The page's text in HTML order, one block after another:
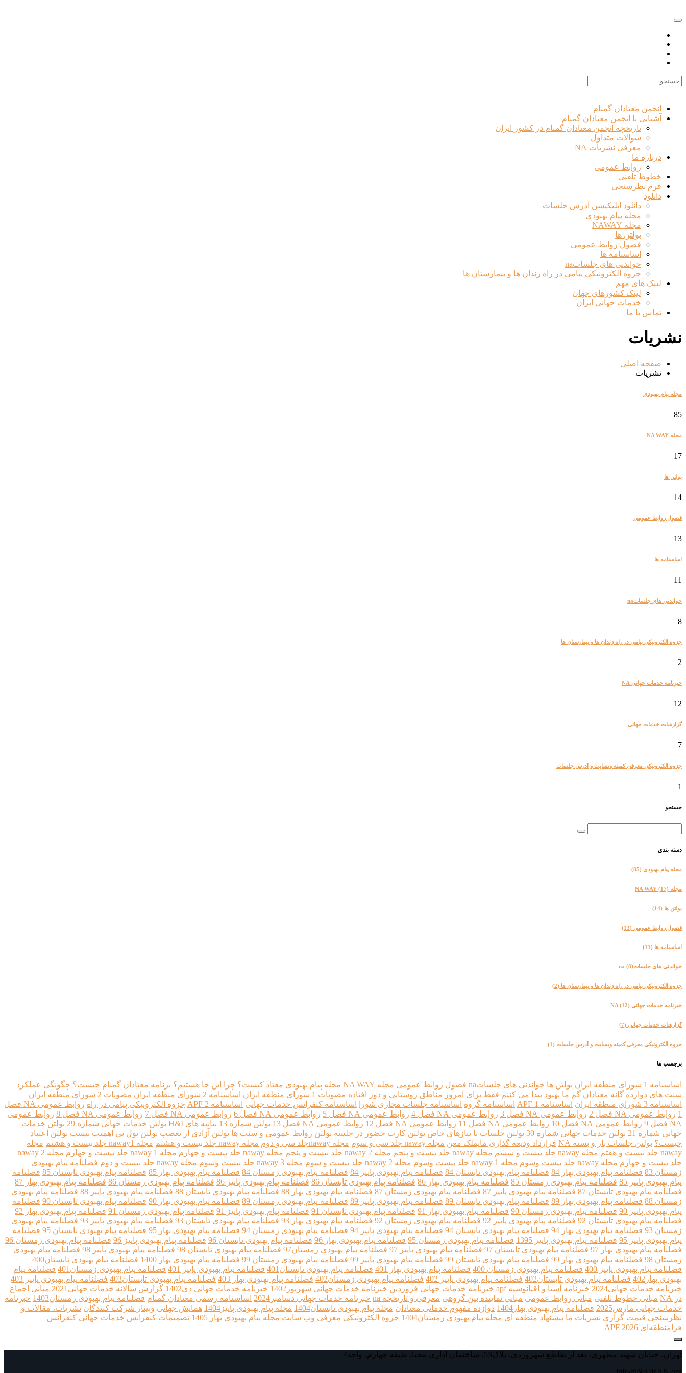
انجمن معتادان گمنام
آشنایی با انجمن معتادان گمنام
تاریخچه انجمن معتادان گمنام در کشور ایران
سوالات متداول
معرفی نشریات NA
درباره ما
روابط عمومی
خطوط تلفنی
فرم نظرسنجی
دانلود
دانلود اپلیکیشن آدرس جلسات
مجله پیام بهبودی
مجله NAWAY
بولتن ها
فصول روابط عمومی
اساسنامه ها
خواندنی های جلساتna
جزوه الکترونیکی پیامی در راه زندان ها و بیمارستان ها
لینک های مهم
لینک کشورهای جهان
خدمات جهانی ایران
تماس با ما
نشریات
صفحه اصلی
نشریات
مجله پیام بهبودی
85
مجله NA WAY
17
بولتن ها
14
فصول روابط عمومی
13
اساسنامه ها
11
خواندنی های جلساتna
8
جزوه الکترونیکی پیامی در راه زندان ها و بیمارستان ها
2
خبرنامه خدمات جهانی NA
12
گزارشات خدمات جهانی
7
جزوه الکترونیکی معرفی کمیته وبسایت و آدرس جلسات
1
جستجو
دسته بندی
مجله پیام بهبودی (85)
مجله NA WAY (17)
بولتن ها (14)
فصول روابط عمومی (13)
اساسنامه ها (11)
خواندنی های جلساتna(8)
جزوه الکترونیکی پیامی در راه زندان ها و بیمارستان ها (2)
خبرنامه خدمات جهانی NA (12)
گزارشات خدمات جهانی (7)
جزوه الکترونیکی معرفی کمیته وبسایت و آدرس جلسات (1)
برچسب ها
اساسنامه 1 شورای منطقه ایران بولتن ها خواندنی های جلساتna فصول روابط عمومی مجله NA WAY مجله پیام بهبودی معتاد کیست؟ چرا اين جا هستيم؟ برنامه معتادان گمنام چيست؟ چگونگی عملکرد
سنت های دوازده گانه معتادان گم ما بهبود پیدا می کنیم فقط برای امروز مناطق روستایی و دور افتاده مصوبات 1 شورای منطقه ايران اساسنامه 2 شورای منطقه ايران
مصوبات 2 شورای منطقه ايران
اساسنامه 3 شورای منطقه ايران
اساسنامه 1 APF اساسنامه گروه اساسنامه جلسات مجازی شورا اساسنامه کنفرانس خدمات جهانی اساسنامه 2 APF جزوه الکترونیکی پیامی در راه
روابط عمومی NA فصل
1 روابط عمومی NA فصل 2 روابط عمومی NA فصل 3 روابط عمومی NA فصل 4 روابط عمومی NA فصل 5 روابط عمومی NA فصل 6 روابط عمومی NA فصل 7 روابط عمومی NA فصل 8
روابط عمومی
NA فصل 9
روابط عمومی NA فصل 10 روابط عمومی NA فصل 11 روابط عمومی NA فصل 12 روابط عمومی NA فصل 13 بولتن شماره 13 بیانیه های H&I بولتن خدمات جهانی شماره 29
بولتن خدمات
جهانی شماره 21
بولتن خدمات جهانی شماره 30 بولتن جلسات با نیازهای خاص بولتن کارت حضور در جلسه بولتن روابط عمومی و سنت ها بولتن آزادی از تعصب بولتن پول بی اهمیت نیست بولتن اعتیاد
چیست؟ بولتن جلسات باز و بسته NA قرارداد ودیعه گذاری مایملک معن مجله naway جلد سی و سوم مجله nawayجلد سی و دوم مجله naway جلد بیست و هشتم مجله naway1 جلد بیست و هشتم
مجله
naway جلد بیست و هفتم
مجله naway جلد بیست و ششم مجله naway جلد بیست و پنجم مجله 2 naway جلد بیست و پنجم مجله naway جلد بیست و چهارم مجله naway 1 جلد بیست و چهارم
مجله naway 2
جلد بیست و چهارم مجله naway جلد بیست وسوم مجله naway 1 جلد بیست وسوم مجله naway 2 جلد بیست و سوم مجله naway 3 جلد بیست وسوم مجله naway جلد بیست و دوم
فصلنامه پیام بهبودی
زمستان 83
فصلنامه پیام بهبودی بهار 84 فصلنامه پیام بهبودی تابستان 84 فصلنامه پیام بهبودی پاییز 84 فصلنامه پیام بهبودی زمستان 84 فصلنامه پیام بهبودی بهار 85 فصلنامه پیام بهبودی تابستان 85
فصلنامه
پیام بهبودی پاییز 85
فصلنامه پیام بهبودی زمستان 85 فصلنامه پیام بهبودی بهار 86 فصلنامه پیام بهبودی تابستان 86 فصلنامه پیام بهبودی پاییز 86 فصلنامه پیام بهبودی زمستان 86
فصلنامه پیام بهبودی بهار 87
فصلنامه پیام بهبودی تابستان 87
فصلنامه پیام بهبودی پاییز 87 فصلنامه پیام بهبودی زمستان 87 فصلنامه پیام بهبودی بهار 88 فصلنامه پیام بهبودی تابستان 88 فصلنامه پیام بهبودی پاییز 88
فصلنامه پیام بهبودی
زمستان 88
فصلنامه پیام بهبودی بهار 89 فصلنامه پیام بهبودی تابستان 89 فصلنامه پیام بهبودی پاییز 89 فصلنامه پیام بهبودی زمستان 89 فصلنامه پیام بهبودی بهار 90 فصلنامه پیام بهبودی تابستان 90
فصلنامه
پیام بهبودی پاییز 90
فصلنامه پیام بهبودی زمستان 90 فصلنامه پیام بهبودی بهار 91 فصلنامه پیام بهبودی تابستان 91 فصلنامه پیام بهبودی پاییز 91 فصلنامه پیام بهبودی زمستان 91
فصلنامه پیام بهبودی بهار 92
فصلنامه پیام بهبودی تابستان 92
فصلنامه پیام بهبودی پاییز 92 فصلنامه پیام بهبودی زمستان 92 فصلنامه پیام بهبودی بهار 93 فصلنامه پیام بهبودی تابستان 93 فصلنامه پیام بهبودی پاییز 93
فصلنامه پیام بهبودی
زمستان 93
فصلنامه پیام بهبودی بهار 94 فصلنامه پیام بهبودی تابستان 94 فصلنامه پیام بهبودی پاییز 94 فصلنامه پیام بهبودی زمستان 94 فصلنامه پیام بهبودی بهار 95 فصلنامه پیام بهبودی تابستان 95
فصلنامه
پیام بهبودی پاییز 95
فصلنامه پیام بهبودی پاییز 1395 فصلنامه پیام بهبودی زمستان 95 فصلنامه پیام بهبودی بهار 96 فصلنامه پیام بهبودی تابستان 96 فصلنامه پیام بهبودی پاییز 96
فصلنامه پیام بهبودی زمستان 96
فصلنامه پیام بهبودی بهار 97
فصلنامه پیام بهبودی تابستان 97 فصلنامه پیام بهبودی پاییز 97 فصلنامه پیام بهبودی زمستان97 فصلنامه پیام بهبودی تابستان 98 فصلنامه پیام بهبودی پاییز 98
فصلنامه پیام بهبودی
زمستان 98
فصلنامه پیام بهبودی بهار 99 فصلنامه پیام بهبودی تابستان 99 فصلنامه پیام بهبودی پاییز 99 فصلنامه پیام بهبودی زمستان 99 فصلنامه پیام بهبودی بهار 1400
فصلنامه پیام بهبودی تابستان400
فصلنامه پیام بهبودی پاییز 400
فصلنامه پیام بهبودی زمستان 400 فصلنامه پیام بهبودی بهار 401 فصلنامه پیام بهبودی تابستان401 فصلنامه پیام بهبودی پاییز 401 فصلنامه پیام بهبودی زمستان401
فصلنامه پیام
بهبودی بهار402
فصلنامه پیام بهبودی تابستان402 فصلنامه پیام بهبودی پاییز 402 فصلنامه پیام بهبودی زمستان402 فصلنامه پیام بهبودی بهار 403 فصلنامه پیام بهبودی تابستان403
فصلنامه پیام بهبودی پاییز 403
خبرنامه خدمات جهانی2024
خبرنامه آسیا و اقیانوسیه apf خبرنامه خدمات جهانی فروردین خبرنامه خدمات جهانی شهریور1402 خبرنامه خدمات جهانی دی1402 گزارش سالانه خدمات جهانی2021
مبانی اجماع
در NA
مبانی خطوط تلفنی مبانی روابط عمومی مبانی نماینده بین گروهی معرفی و تاریخچه na خبرنامه خدمات جهانی دسامبر2024 اساسنامه رسمی معتادان گمنام فصلنامه پیام بهبودی زمستان1403
خبرنامه
خدمات جهانی مارس2025
فصلنامه پیام بهبودی بهار1404 دوازده مفهوم خدماتی معتادان مجله پیام بهبودی تابستان1404 مجله پیام بهبودی پاییز1404 همایش جهانی وبینار شرکت کنندگان نشریات، مقالات و
نظرسنجی قیمت گزاری نشریات ما پیشنهاد منطقه ای مجله پیام بهبودی زمستان1404 جزوه الکترونیکی معرفی وب سایت مجله پیام بهبودی بهار 1405 تصمیمات کنفرانس خدمات جهانی کنفرانس
فرا‌منطقه‌ای APF 2026
تهران، خیابان شهید مطهری، بعد از تقاطع سهروردی، پلاک53، ساختمان اداری محیا، طبقه چهارم، واحد4